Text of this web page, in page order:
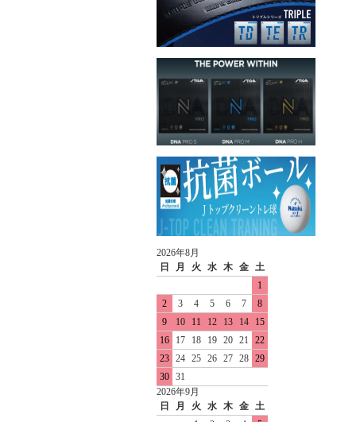
2026年8月
日
月 火 水 木 金 土
1
2
3 4 5 6 7
8
9
10 11 12 13 14
15
16
17 18 19 20 21
22
23 24 25 26 27 28 29
30 31
2026年9月
日
月 火 水 木 金 土